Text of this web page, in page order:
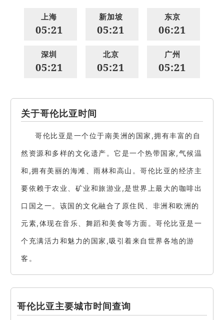
上海
05:21
新加坡
05:21
东京
06:21
深圳
05:21
北京
05:21
广州
05:21
关于哥伦比亚时间
哥伦比亚是一个位于南美洲的国家,拥有丰富的自
然资源和多样的文化遗产。它是一个热带国家,气候温
和,拥有美丽的海滩、雨林和高山。哥伦比亚的经济主
要依赖于农业、矿业和旅游业,是世界上最大的咖啡出
口国之一。该国的文化融合了原住民、非洲和欧洲的
元素,体现在音乐、舞蹈和美食等方面。哥伦比亚是一
个充满活力和魅力的国家,吸引着来自世界各地的游
客。
哥伦比亚主要城市时间查询